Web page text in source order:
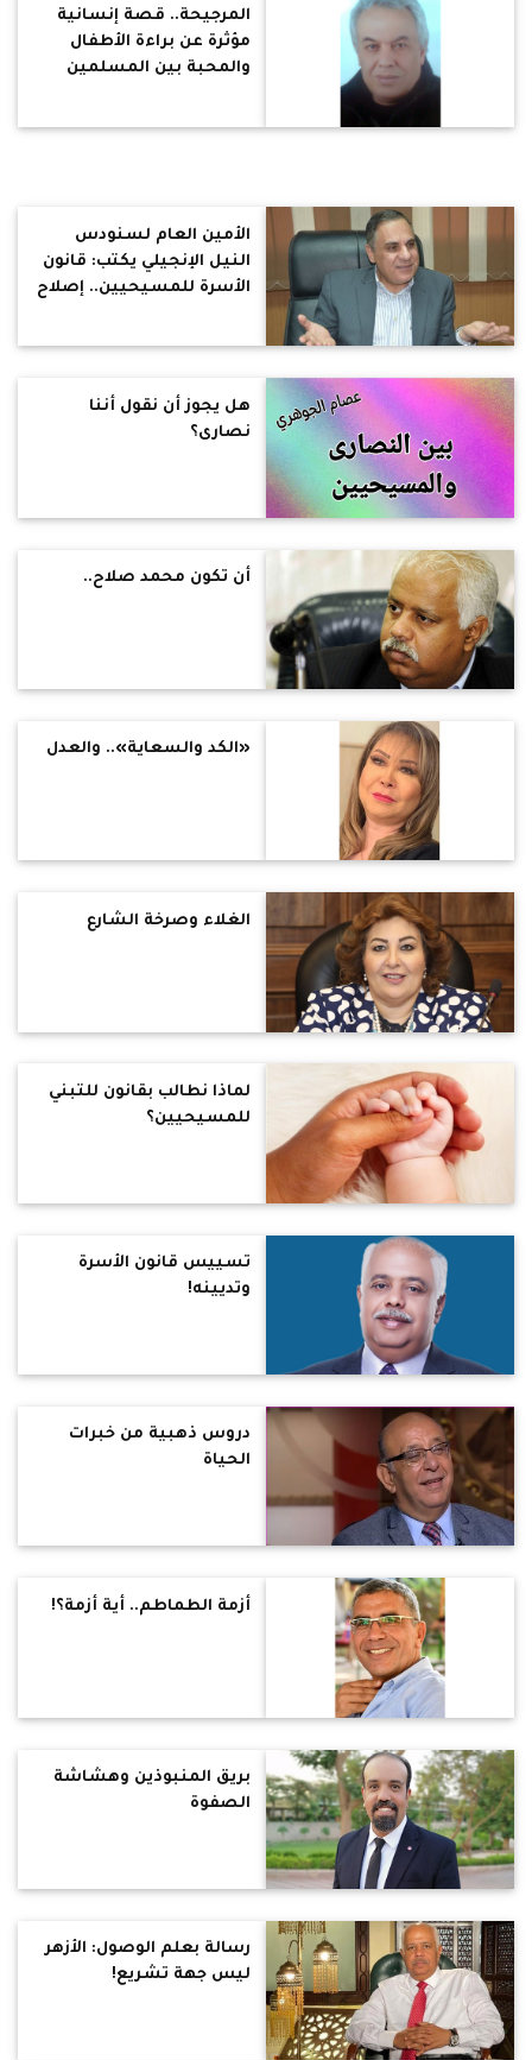
المرجيحة.. قصة إنسانية
مؤثرة عن براءة الأطفال
والمحبة بين المسلمين
الأمين العام لسنودس
النيل الإنجيلي يكتب: قانون
الأسرة للمسيحيين.. إصلاح
هل يجوز أن نقول أننا
نصارى؟
أن تكون محمد صلاح..
«الكد والسعاية».. والعدل
الغلاء وصرخة الشارع
لماذا نطالب بقانون للتبني
للمسيحيين؟
تسييس قانون الأسرة
وتديينه!
دروس ذهبية من خبرات
الحياة
أزمة الطماطم.. أية أزمة؟!
بريق المنبوذين وهشاشة
الصفوة
رسالة بعلم الوصول: الأزهر
ليس جهة تشريع!